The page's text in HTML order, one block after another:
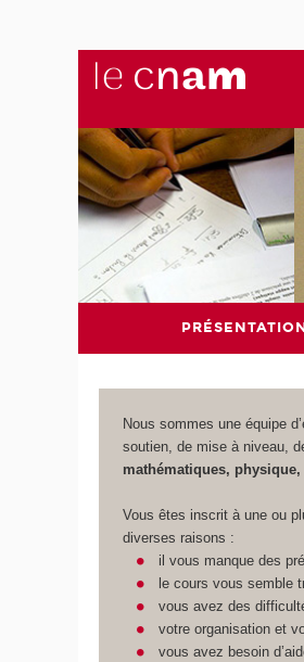
Nous sommes une équipe
soutien, de mise à niveau,
mathématiques,
Vous êtes inscrit à une ou
diverses raisons :
il vous manque des
le cours vous semble
vous avez des
votre organisation et
vous avez besoin